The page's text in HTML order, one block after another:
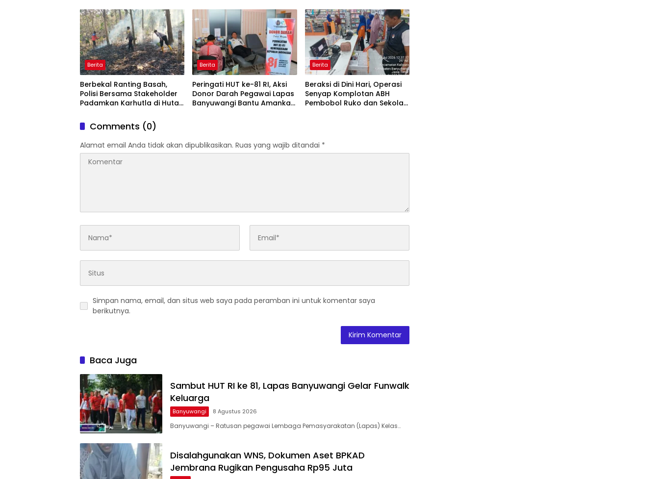
Daerah
Berita
Berbekal Ranting Basah,
Polisi Bersama Stakeholder
Padamkan Karhutla di Hutan
Berita
Peringati HUT ke-81 RI, Aksi
Donor Darah Pegawai Lapas
Banyuwangi Bantu Amankan
Berita
Beraksi di Dini Hari, Operasi
Senyap Komplotan ABH
Pembobol Ruko dan Sekolah
Comments (0)
Alamat email Anda tidak akan dipublikasikan. Ruas yang wajib ditandai *
Simpan nama, email, dan situs web saya pada peramban ini untuk komentar saya
berikutnya.
Baca Juga
Sambut HUT RI ke 81, Lapas Banyuwangi Gelar Funwalk
Keluarga
Banyuwangi 8 Agustus 2026
Banyuwangi – Ratusan pegawai Lembaga Pemasyarakatan (Lapas) Kelas…
Disalahgunakan WNS, Dokumen Aset BPKAD
Jembrana Rugikan Pengusaha Rp95 Juta